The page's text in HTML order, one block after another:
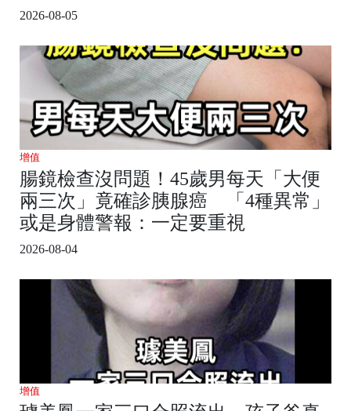
2026-08-05
增值
腸鏡檢查沒問題！45歲男每天「大便
兩三次」竟確診胰腺癌 「4種異常」
或是身體警報：一定要重視
2026-08-04
增值